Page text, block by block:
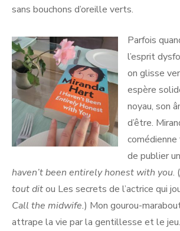
sans bouchons d’oreille verts.
Parfois
l’esprit
on glisse
espère
noyau, son
d’être.
de publier
haven’t been entirely honest with you. (
tout ditou Les secrets de l’actrice qui
Call the midwife.) Mon gourou-
attrape la vie par la gentillesse et le